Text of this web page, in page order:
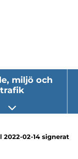
miljö och
trafik
Öppna undermeny
02-14 signerat